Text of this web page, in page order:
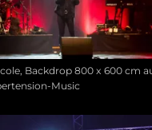
Backdrop 800 x 600 cm
Music